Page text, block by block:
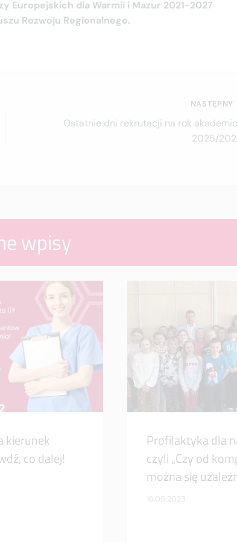
Europejskich dla Warmii i Mazur 2021-2027
Rozwoju Regionalnego.
NASTĘPNY
Ostatnie dni rekrutacji na rok
2025/
wpisy
kierunek
co dalej!
Profilaktyka dla
czyli „Czy od
można się
16.05.2023